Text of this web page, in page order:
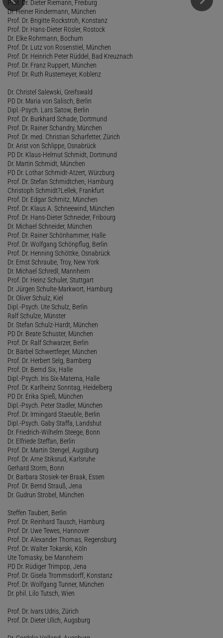
Prof. Dr. Dieter Riemann, Freiburg
Dr. Heiner Rindermann, München
Prof. Dr. Brigitte Rockstroh, Konstanz
Prof. Dr. Hans-Dieter Rösler, Rostock
Dr. Elke Rohrmann, Bochum
Prof. Dr. Lutz von Rosenstiel, München
Prof. Dr. Heinrich Peter Rüddel, Bad Kreuznach
Prof. Dr. Franz Ruppert, München
Prof. Dr. Ruth Rustemeyer, Koblenz
Dr. Christel Salewski, Greifswald
PD Dr. Maria von Salisch, Berlin
Dipl.-Psych. Lars Satow, Berlin
Prof. Dr. Burkhard Schade, Dortmund
Prof. Dr. Rainer Schandry, München
Prof. Dr. med. Christian Scharfetter, Zürich
Dr. Arist von Schlippe, Osnabrück
PD Dr. Klaus-Helmut Schmidt, Dortmund
Dr. Martin Schmidt, München
PD Dr. Lothar Schmidt-Atzert, Würzburg
Prof. Dr. Stefan Schmidtchen, Hamburg
Christoph Schmidt?Lellek, Frankfurt
Prof. Dr. Edgar Schmitz, München
Prof. Dr. Klaus A. Schneewind, München
Prof. Dr. Hans-Dieter Schneider, Fribourg
Dr. Michael Schneider, München
Prof. Dr. Rainer Schönhammer, Halle
Prof. Dr. Wolfgang Schönpflug, Berlin
Prof. Dr. Henning Schöttke, Osnabrück
Dr. Ernst Schraube, Troy, New York
Dr. Michael Schredl, Mannheim
Prof. Dr. Heinz Schuler, Stuttgart
Dr. Jürgen Schulte-Markwort, Hamburg
Dr. Oliver Schulz, Kiel
Dipl.-Psych. Ute Schulz, Berlin
Ralf Schulze, Münster
Dr. Stefan Schulz-Hardt, München
PD Dr. Beate Schuster, München
Prof. Dr. Ralf Schwarzer, Berlin
Dr. Bärbel Schwertfeger, München
Prof. Dr. Herbert Selg, Bamberg
Prof. Dr. Bernd Six, Halle
Dipl.-Psych. Iris Six-Materna, Halle
Prof. Dr. Karlheinz Sonntag, Heidelberg
PD Dr. Erika Spieß, München
Dipl.-Psych. Peter Stadler, München
Prof. Dr. Irmingard Staeuble, Berlin
Dipl.-Psych. Gaby Staffa, Landshut
Dr. Friedrich-Wilhelm Steege, Bonn
Dr. Elfriede Steffan, Berlin
Prof. Dr. Martin Stengel, Augsburg
Prof. Dr. Arne Stiksrud, Karlsruhe
Gerhard Storm, Bonn
Dr. Barbara Stosiek-ter-Braak, Essen
Prof. Dr. Bernd Strauß, Jena
Dr. Gudrun Strobel, München
Steffen Taubert, Berlin
Prof. Dr. Reinhard Tausch, Hamburg
Prof. Dr. Uwe Tewes, Hannover
Prof. Dr. Alexander Thomas, Regensburg
Prof. Dr. Walter Tokarski, Köln
Ute Tomasky, bei Mannheim
PD Dr. Rüdiger Trimpop, Jena
Prof. Dr. Gisela Trommsdorff, Konstanz
Prof. Dr. Wolfgang Tunner, München
Dr. phil. Lilo Tutsch, Wien
Prof. Dr. Ivars Udris, Zürich
Prof. Dr. Dieter Ulich, Augsburg